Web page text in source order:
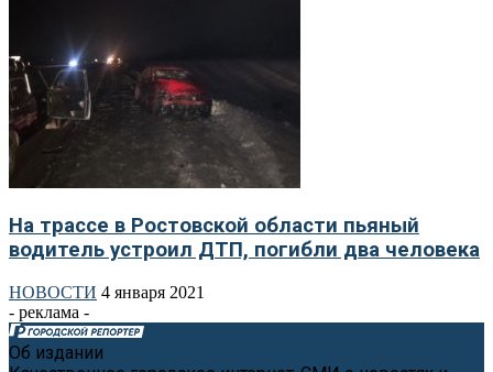
На трассе в Ростовской области пьяный
водитель устроил ДТП, погибли два человека
НОВОСТИ 4 января 2021
- реклама -
Об издании